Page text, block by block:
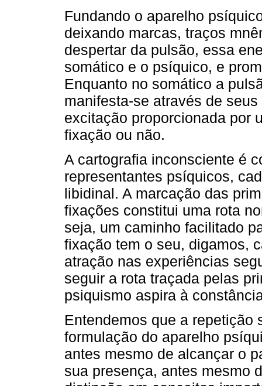
Fundando o aparelho
deixando marcas, traços
despertar da pulsão, essa
somático e o psíquico, e
Enquanto no somático a
manifesta-se através de
excitação proporcionada por
fixação ou não.
A cartografia inconsciente é
representantes psíquicos,
libidinal. A marcação das
fixações constitui uma rota
seja, um caminho facilitado
fixação tem o seu, digamos,
atração nas experiências
seguir a rota traçada pelas
psiquismo aspira à
Entendemos que a repetição
formulação do aparelho
antes mesmo de alcançar o
sua presença, antes mesmo